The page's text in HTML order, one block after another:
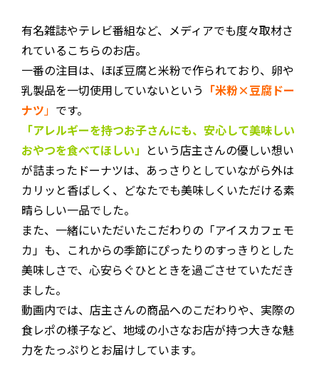
有名雑誌やテレビ番組など、メディアでも度々取材さ
れているこちらのお店。
一番の注目は、ほぼ豆腐と米粉で作られており、卵や
乳製品を一切使用していないという 「米粉×豆腐ドー
ナツ」 です。
「アレルギーを持つお子さんにも、安心して美味しい
おやつを食べてほしい」 という店主さんの優しい想い
が詰まったドーナツは、あっさりとしていながら外は
カリッと香ばしく、どなたでも美味しくいただける素
晴らしい一品でした。
また、一緒にいただいたこだわりの「アイスカフェモ
カ」も、これからの季節にぴったりのすっきりとした
美味しさで、心安らぐひとときを過ごさせていただき
ました。
動画内では、店主さんの商品へのこだわりや、実際の
食レポの様子など、地域の小さなお店が持つ大きな魅
力をたっぷりとお届けしています。